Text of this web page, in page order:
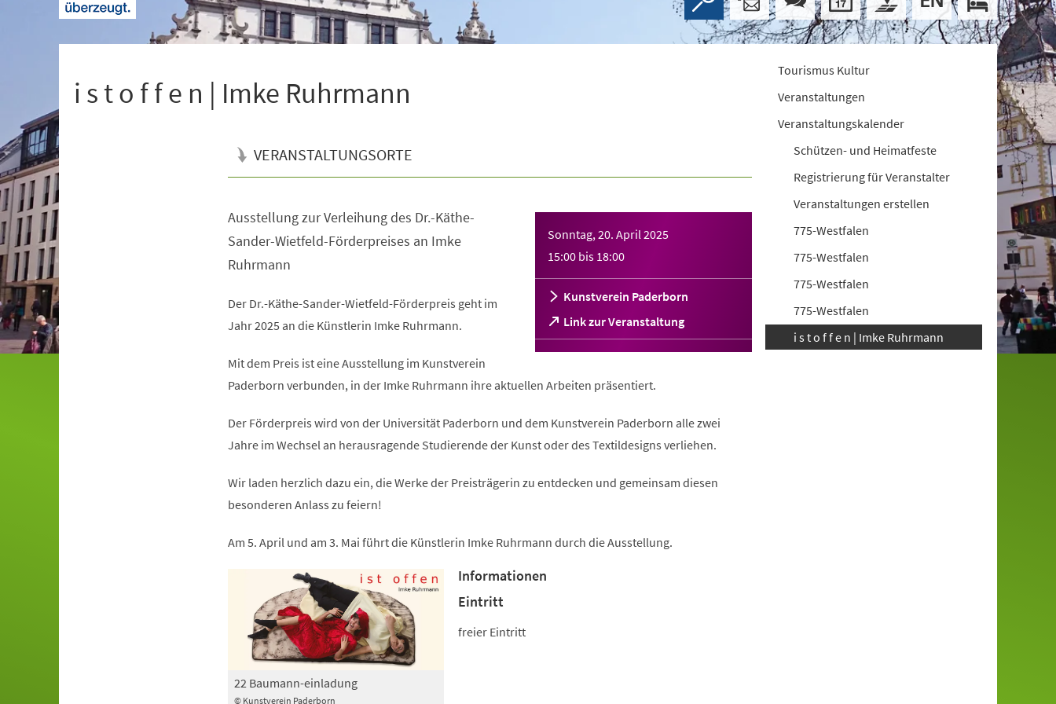
i s t o f f e n | Imke Ruhrmann
VERANSTALTUNGSORTE
Sonntag, 20. April 2025
15:00 bis 18:00
Kunstverein Paderborn
Link zur Veranstaltung
(Öffnet
in
einem
Tab)
Ausstellung zur Verleihung des Dr.-Käthe-
Sander-Wietfeld-Förderpreises an Imke
Ruhrmann
Der Dr.-Käthe-Sander-Wietfeld-Förderpreis geht im
Jahr 2025 an die Künstlerin Imke Ruhrmann.
Mit dem Preis ist eine Ausstellung im Kunstverein
Paderborn verbunden, in der Imke Ruhrmann ihre aktuellen Arbeiten präsentiert.
Der Förderpreis wird von der Universität Paderborn und dem Kunstverein Paderborn alle zwei
Jahre im Wechsel an herausragende Studierende der Kunst oder des Textildesigns verliehen.
Wir laden herzlich dazu ein, die Werke der Preisträgerin zu entdecken und gemeinsam diesen
besonderen Anlass zu feiern!
Am 5. April und am 3. Mai führt die Künstlerin Imke Ruhrmann durch die Ausstellung.
© Kunstverein Paderborn
22 Baumann-einladung
Informationen
Eintritt
freier Eintritt
Tourismus Kultur
Veranstaltungen
Veranstaltungskalender
Schützen- und Heimatfeste
Registrierung für Veranstalter
Veranstaltungen erstellen
775-Westfalen
775-Westfalen
775-Westfalen
775-Westfalen
i s t o f f e n | Imke Ruhrmann